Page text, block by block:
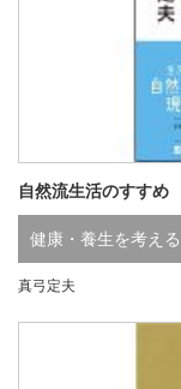
自然流生活のすすめ
健康・養生を考える
真弓定夫